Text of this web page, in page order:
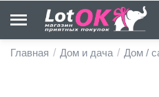
Главная / Дом и дача / Дом /